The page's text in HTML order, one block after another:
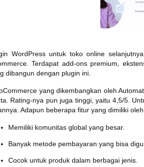
WordPress untuk toko online
Terdapat add-ons premium,
dibangun dengan plugin ini.
yang dikembangkan oleh
Rating-nya pun juga tinggi, yaitu 4,5/5.
Adapun beberapa fitur yang dimiliki
Memiliki komunitas global yang besar.
Banyak metode pembayaran yang bisa
Cocok untuk produk dalam berbagai jenis.